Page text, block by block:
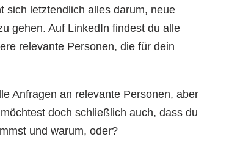
sich letztendlich alles darum, neue
gehen. Auf LinkedIn findest du alle
relevante Personen, die für dein
Anfragen an relevante Personen, aber
doch schließlich auch, dass du
und warum, oder?